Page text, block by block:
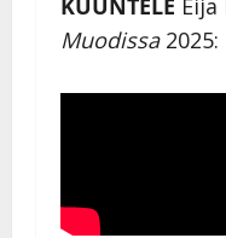
Muodissa2025: